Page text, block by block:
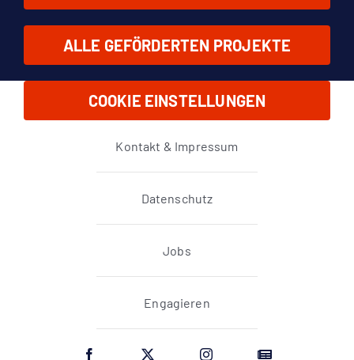
ALLE GEFÖRDERTEN PROJEKTE
COOKIE EINSTELLUNGEN
Kontakt & Impressum
Datenschutz
Jobs
Engagieren